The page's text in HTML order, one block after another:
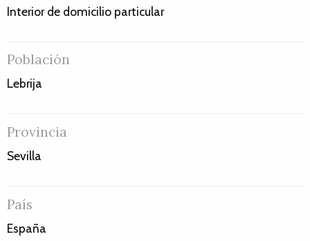
Interior de domicilio particular
Población
Lebrija
Provincia
Sevilla
País
España